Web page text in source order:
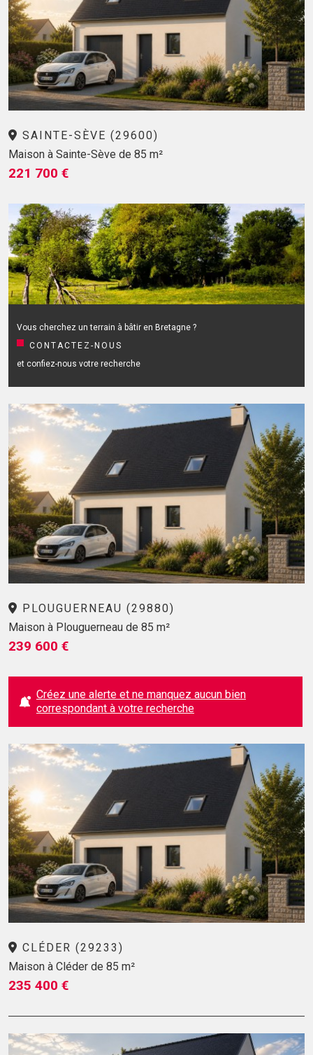
SAINTE-SÈVE (29600)
Maison à Sainte-Sève de 85 m²
221 700 €
Vous cherchez un terrain à bâtir en Bretagne ?
CONTACTEZ-NOUS
et confiez-nous votre recherche
PLOUGUERNEAU (29880)
Maison à Plouguerneau de 85 m²
239 600 €
Créez une alerte et ne manquez aucun bien
correspondant à votre recherche
CLÉDER (29233)
Maison à Cléder de 85 m²
235 400 €